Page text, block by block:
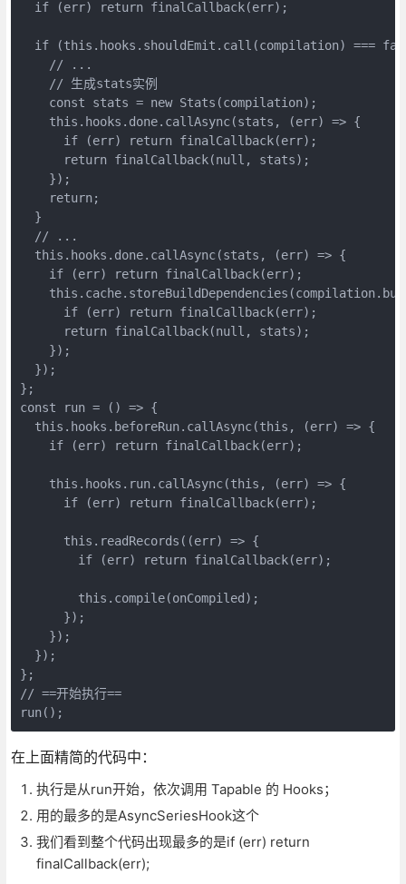
  if (err) return finalCallback(err);
if (this.hooks.shouldEmit.call(compilation) ===
    // ...
    // 生成stats实例
    const stats = new Stats(compilation);
    this.hooks.done.callAsync(stats, (err) => {
      if (err) return finalCallback(err);
      return finalCallback(null, stats);
    });
    return;
  }
  // ...
  this.hooks.done.callAsync(stats, (err) => {
    if (err) return finalCallback(err);
      if (err) return finalCallback(err);
      return finalCallback(null, stats);
    });
  });
};
const run = () => {
  this.hooks.beforeRun.callAsync(this, (err) => {
    if (err) return finalCallback(err);
    this.hooks.run.callAsync(this, (err) => {
      if (err) return finalCallback(err);
      this.readRecords((err) => {
        if (err) return finalCallback(err);
        this.compile(onCompiled);
      });
    });
  });
};
// ==开始执行==
在上面精简的代码中：
执行是从run开始，依次调用 Tapable 的 Hooks；
用的最多的是AsyncSeriesHook这个
我们看到整个代码出现最多的是if (err) return
finalCallback(err);